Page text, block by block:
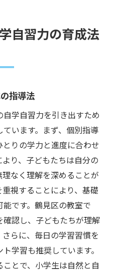
自習力の育成法
指導法
学自習力を引き出すため
います。まず、個別指導
りの学力と進度に合わせ
り、子どもたちは自分の
なく理解を深めることが
視することにより、基礎
です。鶴見区の教室で
認し、子どもたちが理解
らに、毎日の学習習慣を
学習も推奨しています。
とで、小学生は自然と自